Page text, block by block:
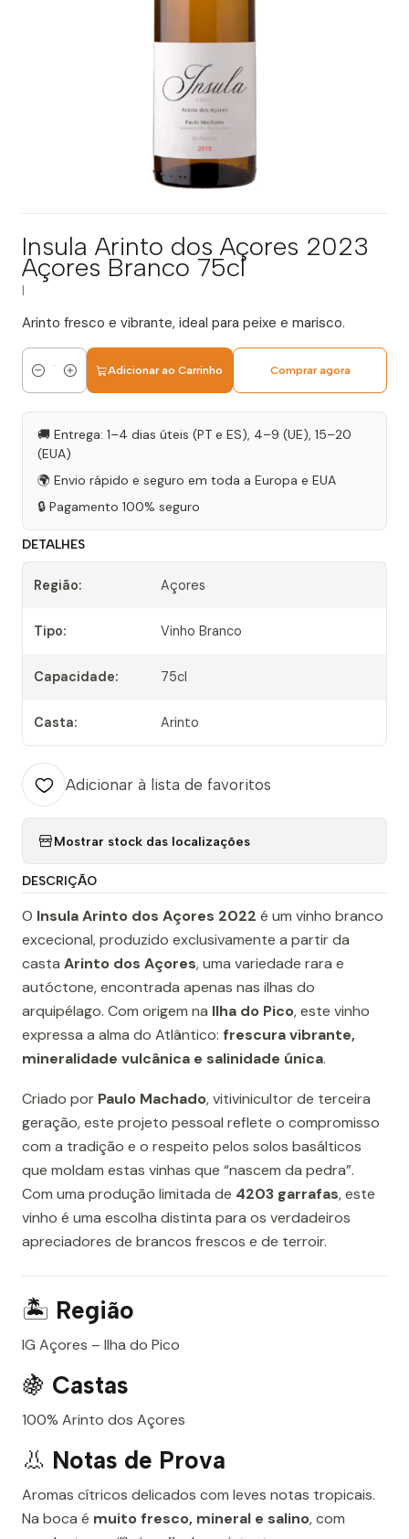
Insula Arinto dos Açores 2023
Açores Branco 75cl
Arinto fresco e vibrante, ideal para peixe e marisco.
Quantidade
Adicionar ao Carrinho Comprar agora
🚚 Entrega: 1–4 dias úteis (PT e ES), 4–9 (UE), 15–20
(EUA)
🌍 Envio rápido e seguro em toda a Europa e EUA
🔒 Pagamento 100% seguro
DETALHES
Região: Açores
Tipo: Vinho Branco
Capacidade: 75cl
Casta: Arinto
Adicionar à lista de favoritos
Mostrar stock das localizações
DESCRIÇÃO
O Insula Arinto dos Açores 2022 é um vinho branco
excecional, produzido exclusivamente a partir da
casta Arinto dos Açores, uma variedade rara e
autóctone, encontrada apenas nas ilhas do
arquipélago. Com origem na Ilha do Pico, este vinho
expressa a alma do Atlântico: frescura vibrante,
mineralidade vulcânica e salinidade única.
Criado por Paulo Machado, vitivinicultor de terceira
geração, este projeto pessoal reflete o compromisso
com a tradição e o respeito pelos solos basálticos
que moldam estas vinhas que “nascem da pedra”.
Com uma produção limitada de 4203 garrafas, este
vinho é uma escolha distinta para os verdadeiros
apreciadores de brancos frescos e de terroir.
🏝️ Região
IG Açores – Ilha do Pico
🍇 Castas
100% Arinto dos Açores
👃 Notas de Prova
Aromas cítricos delicados com leves notas tropicais.
Na boca é muito fresco, mineral e salino, com